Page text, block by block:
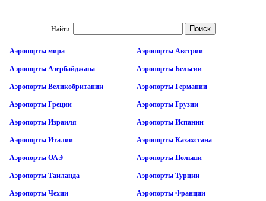
Найти:
Аэропорты мира Аэропорты Австрии
Аэропорты Азербайджана Аэропорты Бельгии
Аэропорты Великобритании Аэропорты Германии
Аэропорты Греции Аэропорты Грузии
Аэропорты Израиля Аэропорты Испании
Аэропорты Италии Аэропорты Казахстана
Аэропорты ОАЭ Аэропорты Польши
Аэропорты Таиланда Аэропорты Турции
Аэропорты Чехии Аэропорты Франции